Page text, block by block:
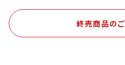
終売商品の